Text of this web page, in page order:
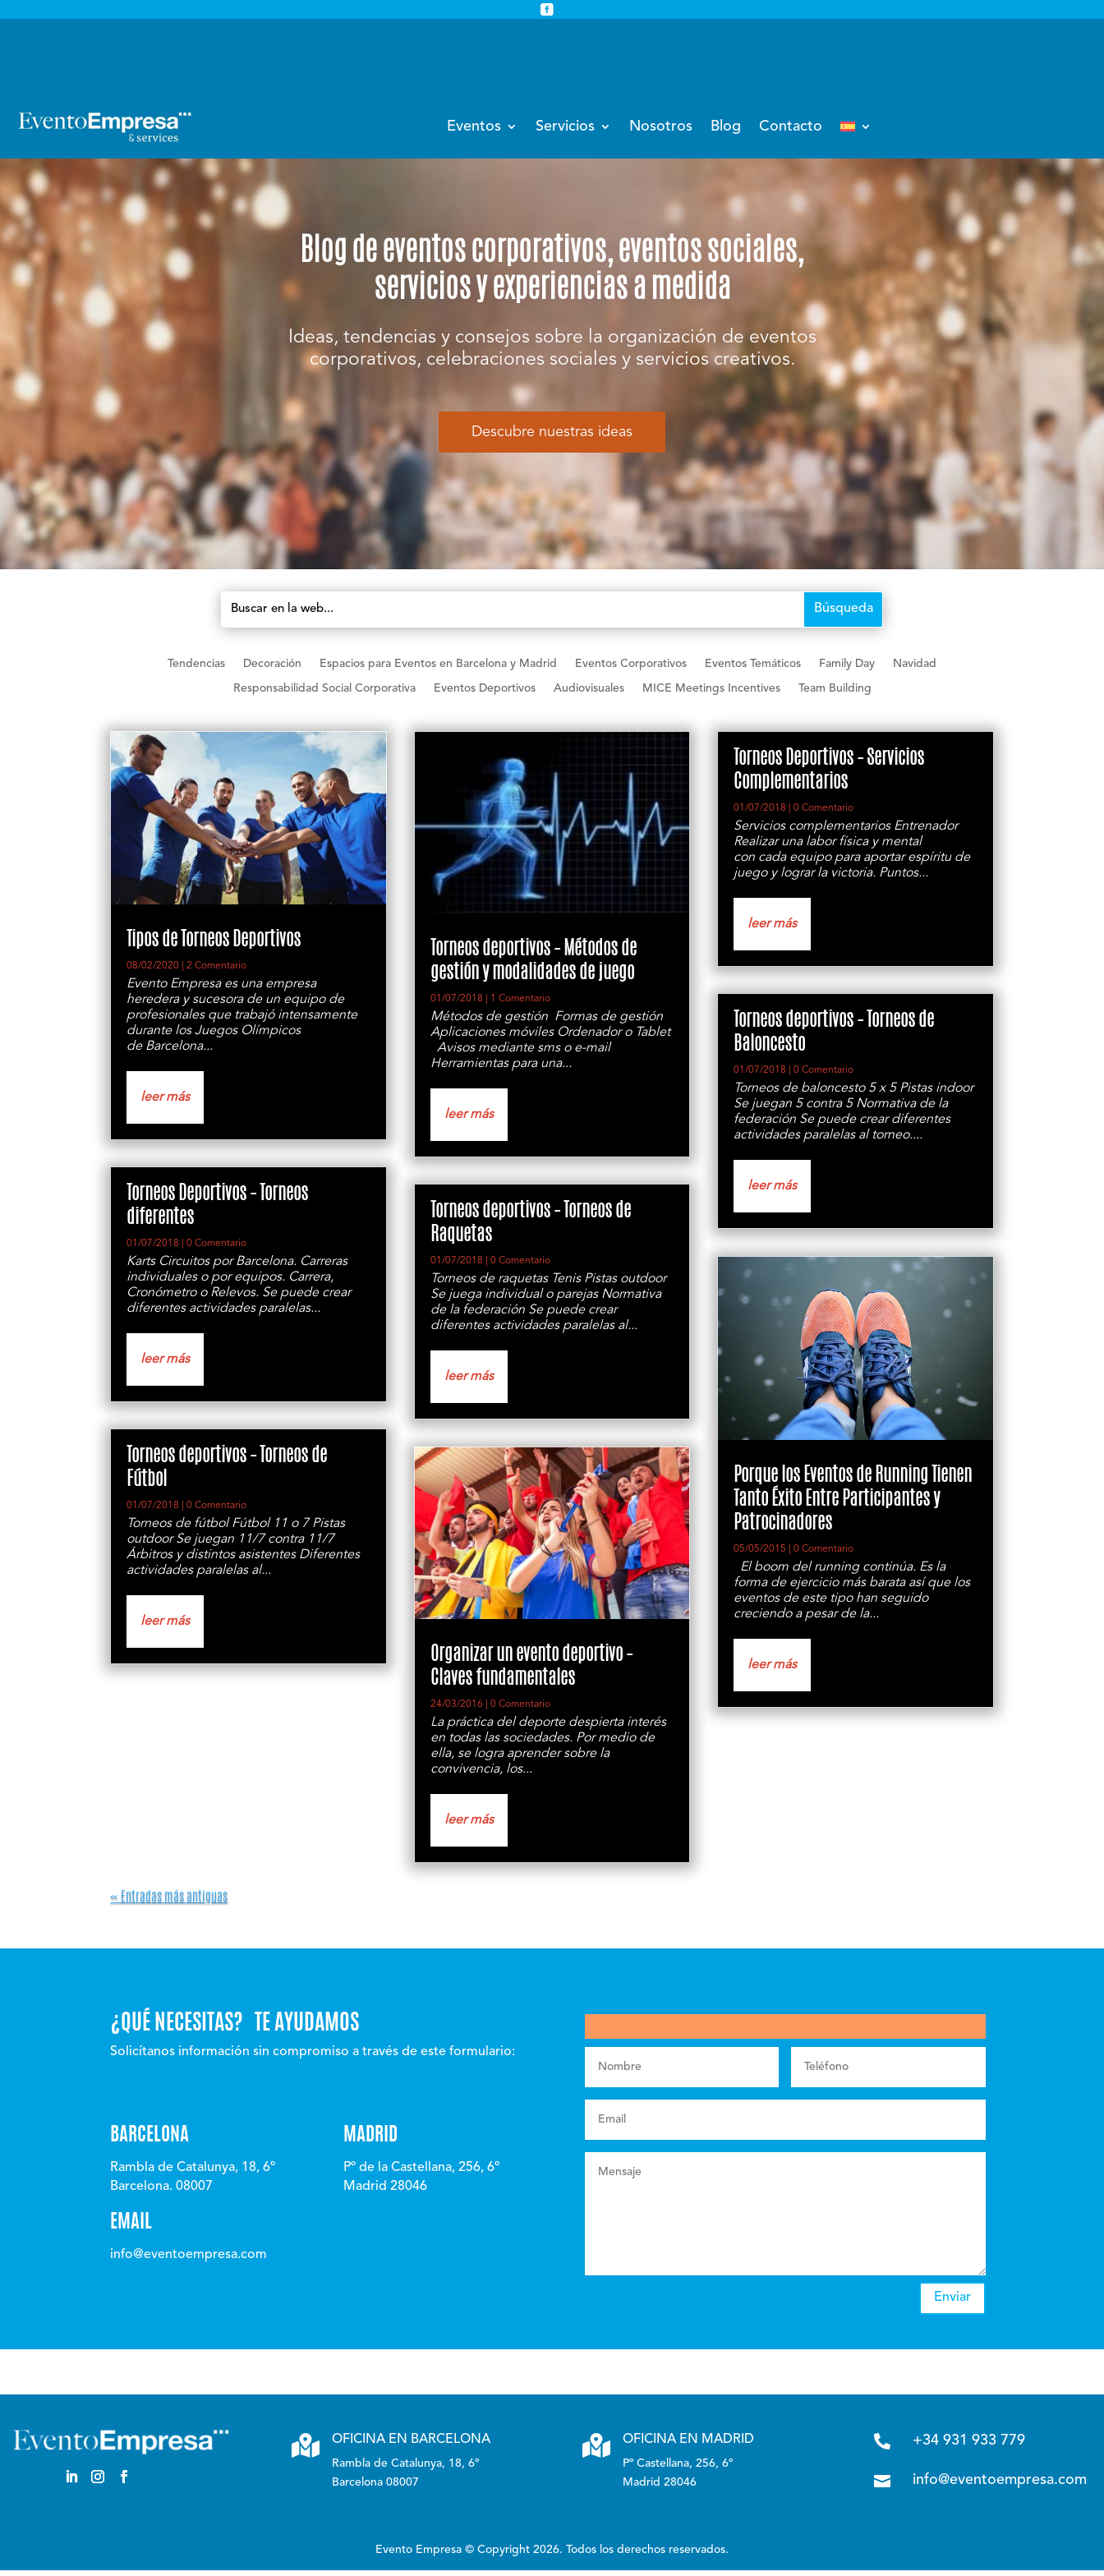

Eventos Servicios Nosotros Blog Contacto
Blog de eventos corporativos, eventos sociales,
servicios y experiencias a medida
Ideas, tendencias y consejos sobre la organización de eventos
corporativos, celebraciones sociales y servicios creativos.
Descubre nuestras ideas
Tendencias Decoración Espacios para Eventos en Barcelona y Madrid Eventos Corporativos Eventos Temáticos Family Day Navidad
Responsabilidad Social Corporativa Eventos Deportivos Audiovisuales MICE Meetings Incentives Team Building
Tipos de Torneos Deportivos
08/02/2020 | 2 Comentario
Evento Empresa es una empresa
heredera y sucesora de un equipo de
profesionales que trabajó intensamente
durante los Juegos Olímpicos
de Barcelona...
leer más
Torneos Deportivos – Torneos
diferentes
01/07/2018 | 0 Comentario
Karts Circuitos por Barcelona. Carreras
individuales o por equipos. Carrera,
Cronómetro o Relevos. Se puede crear
diferentes actividades paralelas...
leer más
Torneos deportivos – Torneos de
Fútbol
01/07/2018 | 0 Comentario
Torneos de fútbol Fútbol 11 o 7 Pistas
outdoor Se juegan 11/7 contra 11/7
Árbitros y distintos asistentes Diferentes
actividades paralelas al...
leer más
Torneos deportivos – Métodos de
gestión y modalidades de juego
01/07/2018 | 1 Comentario
Métodos de gestión Formas de gestión
Aplicaciones móviles Ordenador o Tablet
Avisos mediante sms o e-mail
Herramientas para una...
leer más
Torneos deportivos – Torneos de
Raquetas
01/07/2018 | 0 Comentario
Torneos de raquetas Tenis Pistas outdoor
Se juega individual o parejas Normativa
de la federación Se puede crear
diferentes actividades paralelas al...
leer más
Organizar un evento deportivo –
Claves fundamentales
24/03/2016 | 0 Comentario
La práctica del deporte despierta interés
en todas las sociedades. Por medio de
ella, se logra aprender sobre la
convivencia, los...
leer más
Torneos Deportivos – Servicios
Complementarios
01/07/2018 | 0 Comentario
Servicios complementarios Entrenador
Realizar una labor física y mental
con cada equipo para aportar espíritu de
juego y lograr la victoria. Puntos...
leer más
Torneos deportivos – Torneos de
Baloncesto
01/07/2018 | 0 Comentario
Torneos de baloncesto 5 x 5 Pistas indoor
Se juegan 5 contra 5 Normativa de la
federación Se puede crear diferentes
actividades paralelas al torneo....
leer más
Porque los Eventos de Running Tienen
Tanto Éxito Entre Participantes y
Patrocinadores
05/05/2015 | 0 Comentario
El boom del running continúa. Es la
forma de ejercicio más barata así que los
eventos de este tipo han seguido
creciendo a pesar de la...
leer más
« Entradas más antiguas
¿QUÉ NECESITAS? TE AYUDAMOS
Solicítanos información sin compromiso a través de este formulario:
BARCELONA
Rambla de Catalunya, 18, 6º
Barcelona. 08007
EMAIL
info@eventoempresa.com
MADRID
Pº de la Castellana, 256, 6º
Madrid 28046
Enviar
 OFICINA EN BARCELONA
Rambla de Catalunya, 18, 6º
Barcelona 08007
 OFICINA EN MADRID
Pº Castellana, 256, 6º
Madrid 28046
 +34 931 933 779
 info@eventoempresa.com
Evento Empresa © Copyright 2026. Todos los derechos reservados.